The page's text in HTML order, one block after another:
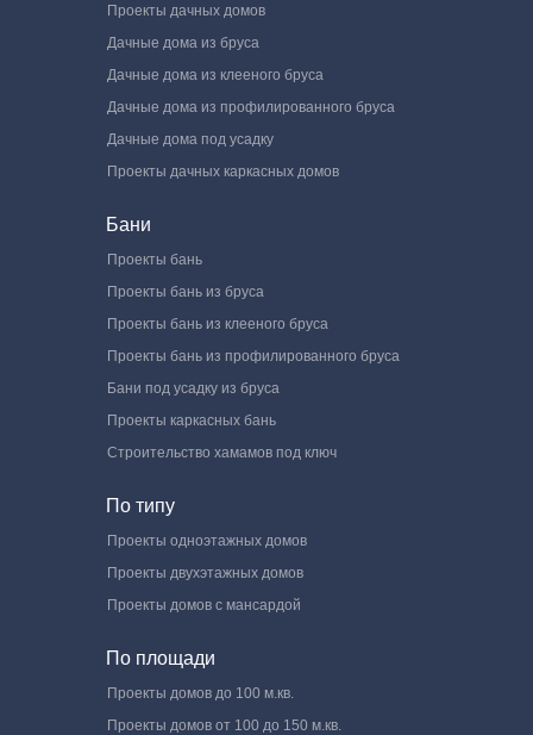
Проекты дачных домов
Дачные дома из бруса
Дачные дома из клееного бруса
Дачные дома из профилированного бруса
Дачные дома под усадку
Проекты дачных каркасных домов
Бани
Проекты бань
Проекты бань из бруса
Проекты бань из клееного бруса
Проекты бань из профилированного бруса
Бани под усадку из бруса
Проекты каркасных бань
Строительство хамамов под ключ
По типу
Проекты одноэтажных домов
Проекты двухэтажных домов
Проекты домов с мансардой
По площади
Проекты домов до 100 м.кв.
Проекты домов от 100 до 150 м.кв.